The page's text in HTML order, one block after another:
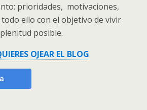
prioridades, motivaciones,
ello con el objetivo de vivir
posible.
OJEAR EL BLOG